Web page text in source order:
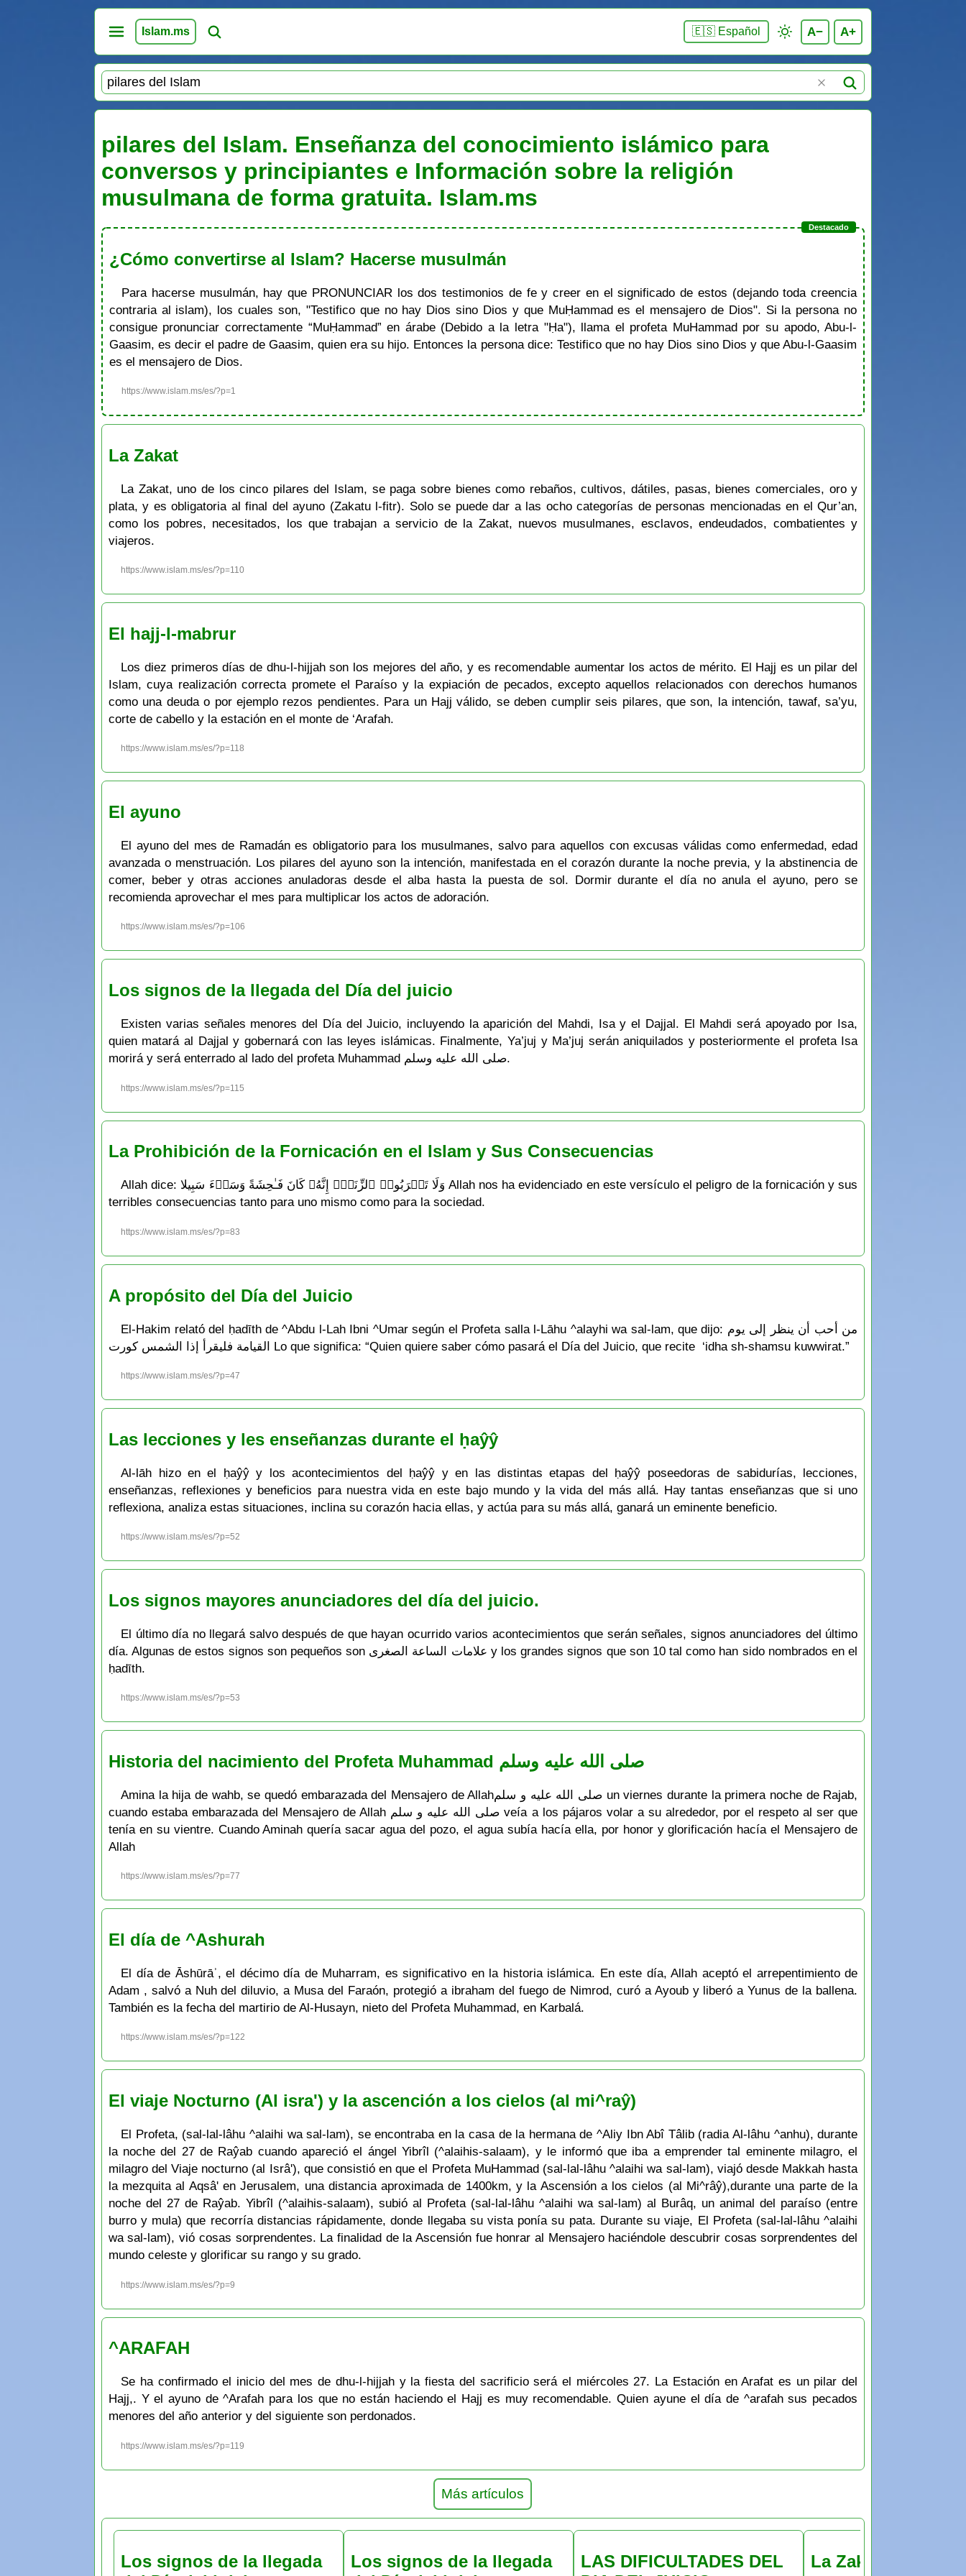
Islam.ms 🇪🇸 Español A− A+
pilares del Islam. Enseñanza del conocimiento islámico para
conversos y principiantes e Información sobre la religión
musulmana de forma gratuita. Islam.ms
¿Cómo convertirse al Islam? Hacerse musulmán
Para hacerse musulmán, hay que PRONUNCIAR los dos testimonios de fe y creer en el significado de estos (dejando toda creencia
contraria al islam), los cuales son, "Testifico que no hay Dios sino Dios y que MuḤammad es el mensajero de Dios". Si la persona no
consigue pronunciar correctamente “MuḤammad” en árabe (Debido a la letra "Ḥa"), llama el profeta MuHammad por su apodo, Abu-l-
Gaasim, es decir el padre de Gaasim, quien era su hijo. Entonces la persona dice: Testifico que no hay Dios sino Dios y que Abu-l-Gaasim
es el mensajero de Dios.
https://www.islam.ms/es/?p=1
La Zakat
La Zakat, uno de los cinco pilares del Islam, se paga sobre bienes como rebaños, cultivos, dátiles, pasas, bienes comerciales, oro y
plata, y es obligatoria al final del ayuno (Zakatu l-fitr). Solo se puede dar a las ocho categorías de personas mencionadas en el Qur’an,
como los pobres, necesitados, los que trabajan a servicio de la Zakat, nuevos musulmanes, esclavos, endeudados, combatientes y
viajeros.
https://www.islam.ms/es/?p=110
El hajj-l-mabrur
Los diez primeros días de dhu-l-hijjah son los mejores del año, y es recomendable aumentar los actos de mérito. El Hajj es un pilar del
Islam, cuya realización correcta promete el Paraíso y la expiación de pecados, excepto aquellos relacionados con derechos humanos
como una deuda o por ejemplo rezos pendientes. Para un Hajj válido, se deben cumplir seis pilares, que son, la intención, tawaf, sa’yu,
corte de cabello y la estación en el monte de ‘Arafah.
https://www.islam.ms/es/?p=118
El ayuno
El ayuno del mes de Ramadán es obligatorio para los musulmanes, salvo para aquellos con excusas válidas como enfermedad, edad
avanzada o menstruación. Los pilares del ayuno son la intención, manifestada en el corazón durante la noche previa, y la abstinencia de
comer, beber y otras acciones anuladoras desde el alba hasta la puesta de sol. Dormir durante el día no anula el ayuno, pero se
recomienda aprovechar el mes para multiplicar los actos de adoración.
https://www.islam.ms/es/?p=106
Los signos de la llegada del Día del juicio
Existen varias señales menores del Día del Juicio, incluyendo la aparición del Mahdi, Isa y el Dajjal. El Mahdi será apoyado por Isa,
quien matará al Dajjal y gobernará con las leyes islámicas. Finalmente, Ya’juj y Ma’juj serán aniquilados y posteriormente el profeta Isa
morirá y será enterrado al lado del profeta Muhammad صلى الله عليه وسلم.
https://www.islam.ms/es/?p=115
La Prohibición de la Fornicación en el Islam y Sus Consecuencias
Allah dice: وَلَا تَقۡرَبُوا۟ ٱلزِّنَىٰۤ إِنَّهُۥ كَانَ فَـٰحِشَةً وَسَاۤءَ سَبِیلا Allah nos ha evidenciado en este versículo el peligro de la fornicación y sus
terribles consecuencias tanto para uno mismo como para la sociedad.
https://www.islam.ms/es/?p=83
A propósito del Día del Juicio
El-Hakim relató del ḥadīth de ^Abdu l-Lah Ibni ^Umar según el Profeta salla l-Lāhu ^alayhi wa sal-lam, que dijo: من أحب أن ينظر إلى يوم
القيامة فليقرأ إذا الشمس كورت Lo que significa: “Quien quiere saber cómo pasará el Día del Juicio, que recite ‘idha sh-shamsu kuwwirat.”
https://www.islam.ms/es/?p=47
Las lecciones y les enseñanzas durante el ḥaŷŷ
Al-lāh hizo en el ḥaŷŷ y los acontecimientos del ḥaŷŷ y en las distintas etapas del ḥaŷŷ poseedoras de sabidurías, lecciones,
enseñanzas, reflexiones y beneficios para nuestra vida en este bajo mundo y la vida del más allá. Hay tantas enseñanzas que si uno
reflexiona, analiza estas situaciones, inclina su corazón hacia ellas, y actúa para su más allá, ganará un eminente beneficio.
https://www.islam.ms/es/?p=52
Los signos mayores anunciadores del día del juicio.
El último día no llegará salvo después de que hayan ocurrido varios acontecimientos que serán señales, signos anunciadores del último
día. Algunas de estos signos son pequeños son علامات الساعة الصغرى y los grandes signos que son 10 tal como han sido nombrados en el
ḥadīth.
https://www.islam.ms/es/?p=53
Historia del nacimiento del Profeta Muhammad صلى الله عليه وسلم
Amina la hija de wahb, se quedó embarazada del Mensajero de Allahصلى الله عليه و سلم un viernes durante la primera noche de Rajab,
cuando estaba embarazada del Mensajero de Allah صلى الله عليه و سلم veía a los pájaros volar a su alrededor, por el respeto al ser que
tenía en su vientre. Cuando Aminah quería sacar agua del pozo, el agua subía hacía ella, por honor y glorificación hacía el Mensajero de
Allah
https://www.islam.ms/es/?p=77
El día de ^Ashurah
El día de Āshūrāʾ, el décimo día de Muharram, es significativo en la historia islámica. En este día, Allah aceptó el arrepentimiento de
Adam , salvó a Nuh del diluvio, a Musa del Faraón, protegió a ibraham del fuego de Nimrod, curó a Ayoub y liberó a Yunus de la ballena.
También es la fecha del martirio de Al-Husayn, nieto del Profeta Muhammad, en Karbalá.
https://www.islam.ms/es/?p=122
El viaje Nocturno (Al isra') y la ascención a los cielos (al mi^raŷ)
El Profeta, (sal-lal-lâhu ^alaihi wa sal-lam), se encontraba en la casa de la hermana de ^Aliy Ibn Abî Tâlib (radia Al-lâhu ^anhu), durante
la noche del 27 de Raŷab cuando apareció el ángel Yibrîl (^alaihis-salaam), y le informó que iba a emprender tal eminente milagro, el
milagro del Viaje nocturno (al Isrâ'), que consistió en que el Profeta MuHammad (sal-lal-lâhu ^alaihi wa sal-lam), viajó desde Makkah hasta
la mezquita al Aqsâ' en Jerusalem, una distancia aproximada de 1400km, y la Ascensión a los cielos (al Mi^râŷ),durante una parte de la
noche del 27 de Raŷab. Yibrîl (^alaihis-salaam), subió al Profeta (sal-lal-lâhu ^alaihi wa sal-lam) al Burâq, un animal del paraíso (entre
burro y mula) que recorría distancias rápidamente, donde llegaba su vista ponía su pata. Durante su viaje, El Profeta (sal-lal-lâhu ^alaihi
wa sal-lam), vió cosas sorprendentes. La finalidad de la Ascensión fue honrar al Mensajero haciéndole descubrir cosas sorprendentes del
mundo celeste y glorificar su rango y su grado.
https://www.islam.ms/es/?p=9
^ARAFAH
Se ha confirmado el inicio del mes de dhu-l-hijjah y la fiesta del sacrificio será el miércoles 27. La Estación en Arafat es un pilar del
Hajj,. Y el ayuno de ^Arafah para los que no están haciendo el Hajj es muy recomendable. Quien ayune el día de ^arafah sus pecados
menores del año anterior y del siguiente son perdonados.
https://www.islam.ms/es/?p=119
Más artículos
Los signos de la llegada
Los signos de la llegada
LAS DIFICULTADES DEL
La Zakat